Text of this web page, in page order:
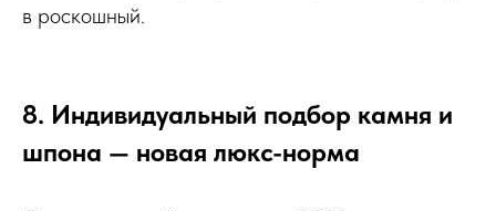
в роскошный.
8. Индивидуальный подбор камня и
шпона — новая люкс-норма